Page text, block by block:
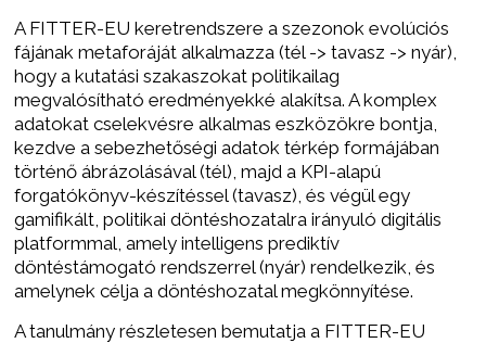
A FITTER-EU keretrendszere a szezonok evolúciós
fájának metaforáját alkalmazza (tél -> tavasz -> nyár),
hogy a kutatási szakaszokat politikailag
megvalósítható eredményekké alakítsa. A komplex
adatokat cselekvésre alkalmas eszközökre bontja,
kezdve a sebezhetőségi adatok térkép formájában
történő ábrázolásával (tél), majd a KPI-alapú
forgatókönyv-készítéssel (tavasz), és végül egy
gamifikált, politikai döntéshozatalra irányuló digitális
platformmal, amely intelligens prediktív
döntéstámogató rendszerrel (nyár) rendelkezik, és
amelynek célja a döntéshozatal megkönnyítése.
A tanulmány részletesen bemutatja a FITTER-EU